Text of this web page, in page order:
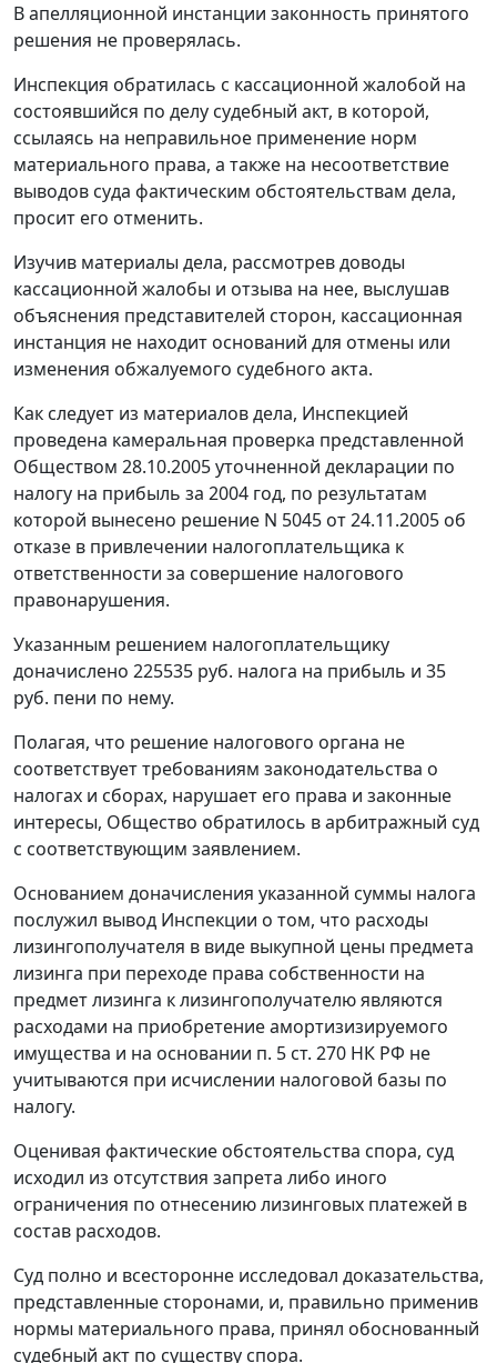
В апелляционной инстанции законность принятого
решения не проверялась.
Инспекция обратилась с кассационной жалобой на
состоявшийся по делу судебный акт, в которой,
ссылаясь на неправильное применение норм
материального права, а также на несоответствие
выводов суда фактическим обстоятельствам дела,
просит его отменить.
Изучив материалы дела, рассмотрев доводы
кассационной жалобы и отзыва на нее, выслушав
объяснения представителей сторон, кассационная
инстанция не находит оснований для отмены или
изменения обжалуемого судебного акта.
Как следует из материалов дела, Инспекцией
проведена камеральная проверка представленной
Обществом 28.10.2005 уточненной декларации по
налогу на прибыль за 2004 год, по результатам
которой вынесено решение N 5045 от 24.11.2005 об
отказе в привлечении налогоплательщика к
ответственности за совершение налогового
правонарушения.
Указанным решением налогоплательщику
доначислено 225535 руб. налога на прибыль и 35
руб. пени по нему.
Полагая, что решение налогового органа не
соответствует требованиям законодательства о
налогах и сборах, нарушает его права и законные
интересы, Общество обратилось в арбитражный суд
с соответствующим заявлением.
Основанием доначисления указанной суммы налога
послужил вывод Инспекции о том, что расходы
лизингополучателя в виде выкупной цены предмета
лизинга при переходе права собственности на
предмет лизинга к лизингополучателю являются
расходами на приобретение амортизизируемого
имущества и на основании п. 5 ст. 270 НК РФ не
учитываются при исчислении налоговой базы по
налогу.
Оценивая фактические обстоятельства спора, суд
исходил из отсутствия запрета либо иного
ограничения по отнесению лизинговых платежей в
состав расходов.
Суд полно и всесторонне исследовал доказательства,
представленные сторонами, и, правильно применив
нормы материального права, принял обоснованный
судебный акт по существу спора.